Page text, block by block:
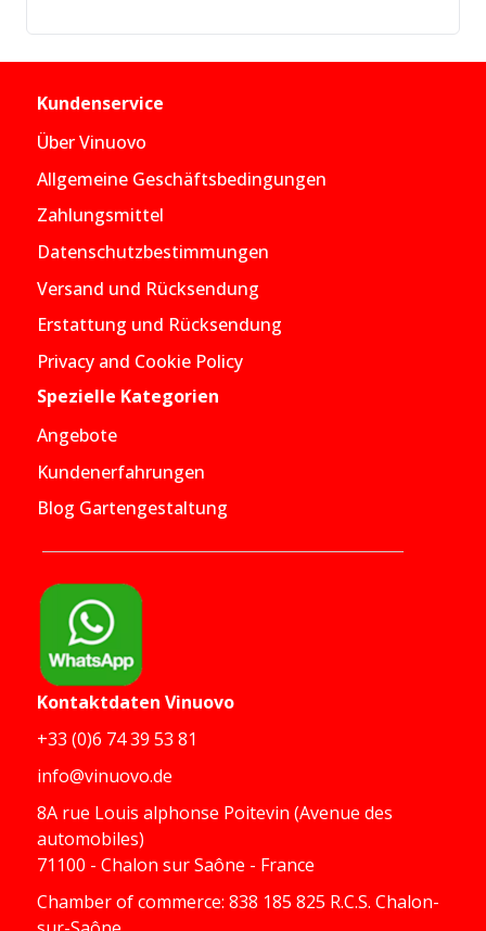
Kundenservice
Über Vinuovo
Allgemeine Geschäftsbedingungen
Zahlungsmittel
Datenschutzbestimmungen
Versand und Rücksendung
Erstattung und Rücksendung
Privacy and Cookie Policy
Spezielle Kategorien
Angebote
Kundenerfahrungen
Blog Gartengestaltung
Kontaktdaten Vinuovo
+33 (0)6 74 39 53 81
info@vinuovo.de
8A rue Louis alphonse Poitevin (Avenue des
automobiles)
71100 - Chalon sur Saône - France
Chamber of commerce: 838 185 825 R.C.S. Chalon-